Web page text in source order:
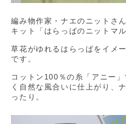
編み物作家・ナエのニットさ
キット「はらっぱのニットマ
草花がゆれるはらっぱをイメ
です。
コットン100％の糸「アニー
く自然な風合いに仕上がり、
ったり。